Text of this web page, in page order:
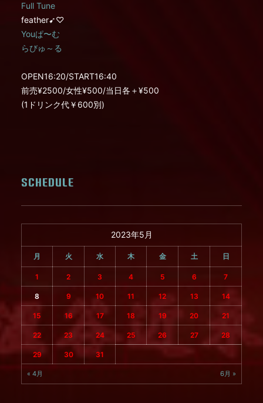
Full Tune
feather➹♡
Youぱ〜む
らびゅ～る
OPEN16:20/START16:40
前売¥2500/女性¥500/当日各＋¥500
(1ドリンク代￥600別)
SCHEDULE
2023年5月
月 火 水 木 金 土 日
1 2 3 4 5 6 7
8 9 10 11 12 13 14
15 16 17 18 19 20 21
22 23 24 25 26 27 28
29 30 31
« 4月 6月 »